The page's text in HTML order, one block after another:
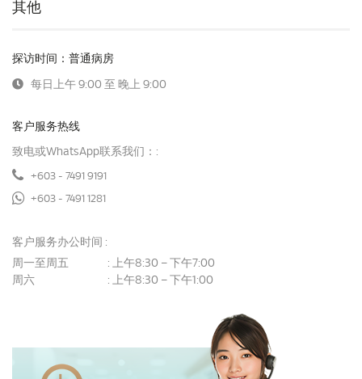
其他
探访时间：普通病房
每日上午 9:00 至 晚上 9:00
客户服务热线
致电或WhatsApp联系我们：:
+603 - 7491 9191
+603 - 7491 1281
客户服务办公时间 :
周一至周五
: 上午8:30 – 下午7:00
周六
: 上午8:30 – 下午1:00